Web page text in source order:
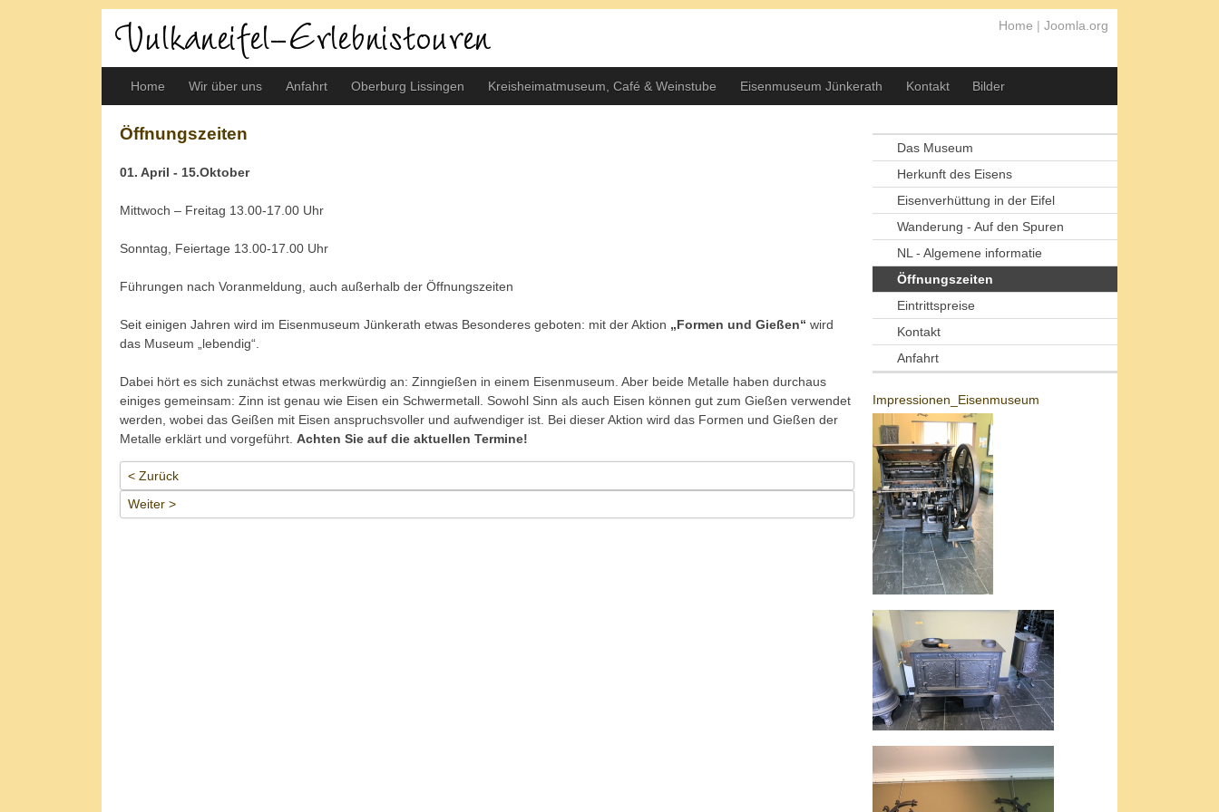
Home | Joomla.org
Home Wir über uns Anfahrt Oberburg Lissingen Kreisheimatmuseum, Café & Weinstube Eisenmuseum Jünkerath Kontakt Bilder
Das Museum
Herkunft des Eisens
Eisenverhüttung in der Eifel
Wanderung - Auf den Spuren
NL - Algemene informatie
Öffnungszeiten
Eintrittspreise
Kontakt
Anfahrt
Impressionen_Eisenmuseum
Öffnungszeiten
01. April - 15.Oktober
Mittwoch – Freitag 13.00-17.00 Uhr
Sonntag, Feiertage 13.00-17.00 Uhr
Führungen nach Voranmeldung, auch außerhalb der Öffnungszeiten
Seit einigen Jahren wird im Eisenmuseum Jünkerath etwas Besonderes geboten: mit der Aktion „Formen und Gießen“ wird
das Museum „lebendig“.
Dabei hört es sich zunächst etwas merkwürdig an: Zinngießen in einem Eisenmuseum. Aber beide Metalle haben durchaus
einiges gemeinsam: Zinn ist genau wie Eisen ein Schwermetall. Sowohl Sinn als auch Eisen können gut zum Gießen verwendet
werden, wobei das Geißen mit Eisen anspruchsvoller und aufwendiger ist. Bei dieser Aktion wird das Formen und Gießen der
Metalle erklärt und vorgeführt. Achten Sie auf die aktuellen Termine!
< Zurück
Weiter >